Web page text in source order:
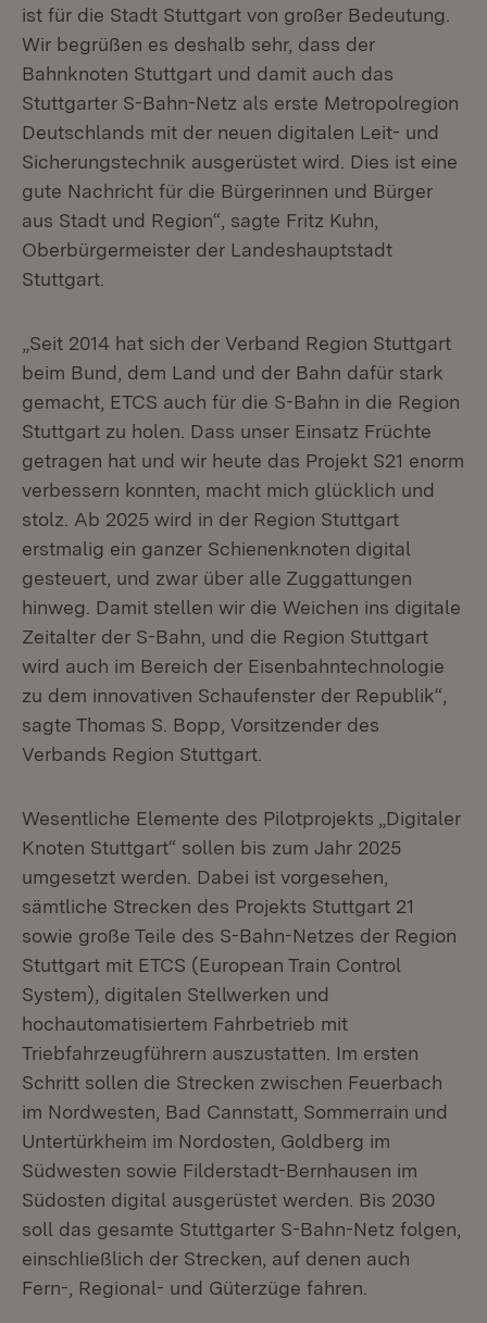
ist für die Stadt Stuttgart von großer Bedeutung.
Wir begrüßen es deshalb sehr, dass der
Bahnknoten Stuttgart und damit auch das
Stuttgarter S-Bahn-Netz als erste Metropolregion
Deutschlands mit der neuen digitalen Leit- und
Sicherungstechnik ausgerüstet wird. Dies ist eine
gute Nachricht für die Bürgerinnen und Bürger
aus Stadt und Region“, sagte Fritz Kuhn,
Oberbürgermeister der Landeshauptstadt
Stuttgart.
„Seit 2014 hat sich der Verband Region Stuttgart
beim Bund, dem Land und der Bahn dafür stark
gemacht, ETCS auch für die S-Bahn in die Region
Stuttgart zu holen. Dass unser Einsatz Früchte
getragen hat und wir heute das Projekt S21 enorm
verbessern konnten, macht mich glücklich und
stolz. Ab 2025 wird in der Region Stuttgart
erstmalig ein ganzer Schienenknoten digital
gesteuert, und zwar über alle Zuggattungen
hinweg. Damit stellen wir die Weichen ins digitale
Zeitalter der S-Bahn, und die Region Stuttgart
wird auch im Bereich der Eisenbahntechnologie
zu dem innovativen Schaufenster der Republik“,
sagte Thomas S. Bopp, Vorsitzender des
Verbands Region Stuttgart.
Wesentliche Elemente des Pilotprojekts „Digitaler
Knoten Stuttgart“ sollen bis zum Jahr 2025
umgesetzt werden. Dabei ist vorgesehen,
sämtliche Strecken des Projekts Stuttgart 21
sowie große Teile des S-Bahn-Netzes der Region
Stuttgart mit ETCS (European Train Control
System), digitalen Stellwerken und
hochautomatisiertem Fahrbetrieb mit
Triebfahrzeugführern auszustatten. Im ersten
Schritt sollen die Strecken zwischen Feuerbach
im Nordwesten, Bad Cannstatt, Sommerrain und
Untertürkheim im Nordosten, Goldberg im
Südwesten sowie Filderstadt-Bernhausen im
Südosten digital ausgerüstet werden. Bis 2030
soll das gesamte Stuttgarter S-Bahn-Netz folgen,
einschließlich der Strecken, auf denen auch
Fern-, Regional- und Güterzüge fahren.